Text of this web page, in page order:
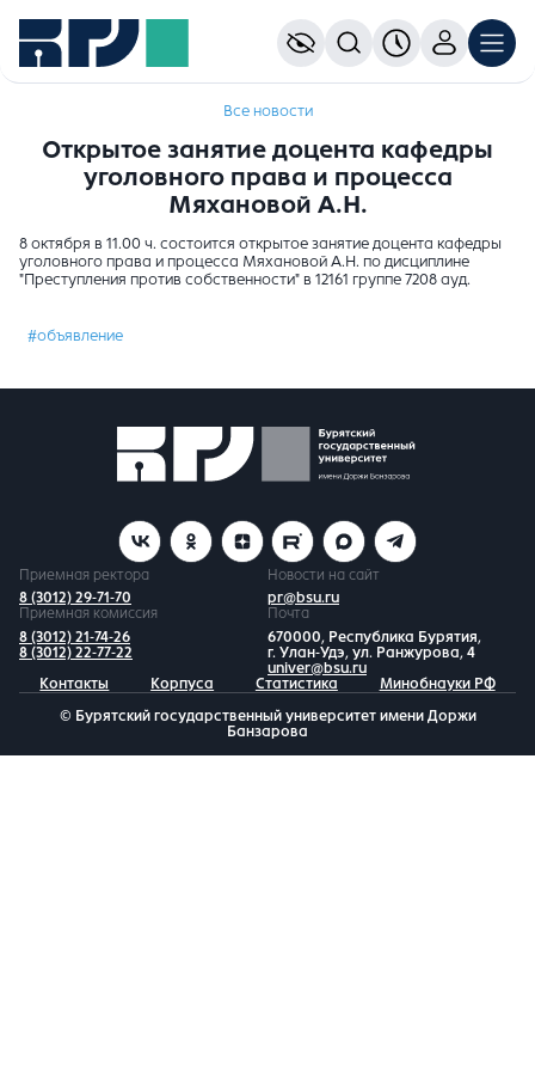
Все новости
Открытое занятие доцента кафедры
уголовного права и процесса
Мяхановой А.Н.
8 октября в 11.00 ч. состоится открытое занятие доцента кафедры
уголовного права и процесса Мяхановой А.Н. по дисциплине
"Преступления против собственности" в 12161 группе 7208 ауд.
#объявление
Приемная ректора
8 (3012) 29-71-70
Новости на сайт
pr@bsu.ru
Приемная комиссия
8 (3012) 21-74-26
8 (3012) 22-77-22
Почта
670000, Республика Бурятия,
г. Улан-Удэ, ул. Ранжурова, 4
univer@bsu.ru
Контакты
Корпуса Статистика Минобнауки РФ
© Бурятский государственный университет имени Доржи
Банзарова